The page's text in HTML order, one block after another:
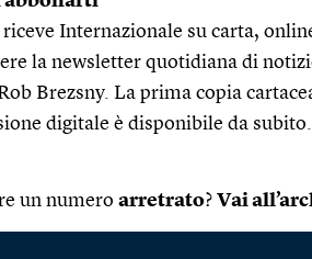
Internazionale su carta,
la newsletter quotidiana di
Brezsny. La prima copia
digitale è disponibile da subito.
un numero arretrato? Vai